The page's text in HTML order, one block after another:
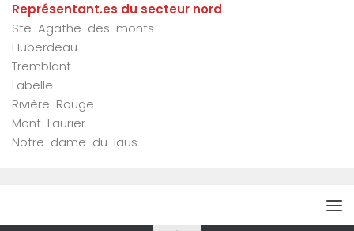
Représentant.es du secteur nord
Ste-Agathe-des-monts
Huberdeau
Tremblant
Labelle
Rivière-Rouge
Mont-Laurier
Notre-dame-du-laus